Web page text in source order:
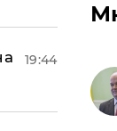
19:44